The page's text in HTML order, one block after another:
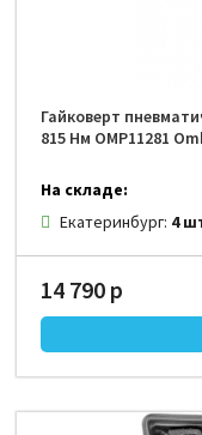
Гайковерт
815 Нм OMP11281
На складе:
Екатеринбург: 4
14 790 р